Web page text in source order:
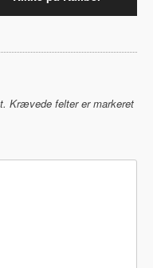
Krævede felter er markeret